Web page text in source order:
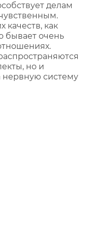
делам
качеств, как
бывает очень
но и
нервную систему